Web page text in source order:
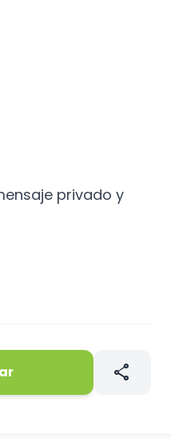
privado y
share